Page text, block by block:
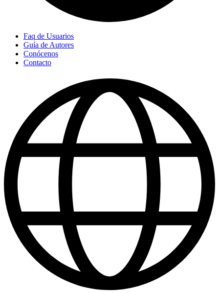
Faq de Usuarios
Guía de Autores
Conócenos
Contacto